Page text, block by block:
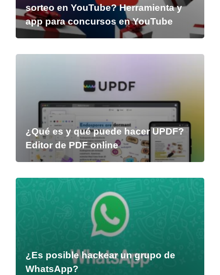
sorteo en YouTube? Herramienta y
app para concursos en YouTube
¿Qué es y qué puede hacer UPDF?
Editor de PDF online
¿Es posible hackear un grupo de
WhatsApp?